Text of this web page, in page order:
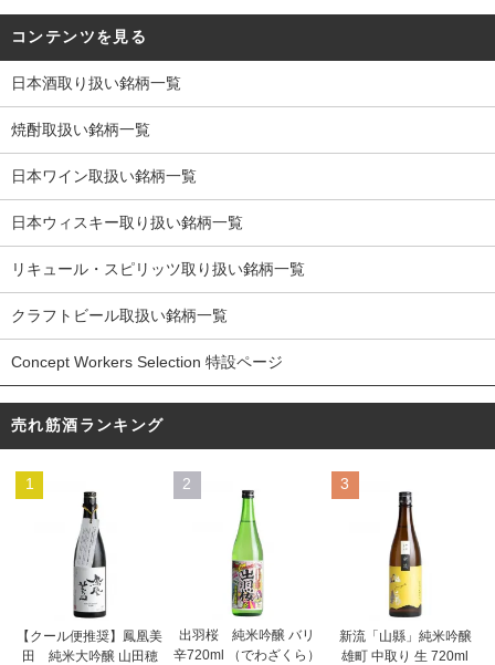
コンテンツを見る
日本酒取り扱い銘柄一覧
焼酎取扱い銘柄一覧
日本ワイン取扱い銘柄一覧
日本ウィスキー取り扱い銘柄一覧
リキュール・スピリッツ取り扱い銘柄一覧
クラフトビール取扱い銘柄一覧
Concept Workers Selection 特設ページ
売れ筋酒ランキング
1
【クール便推奨】鳳凰美
田 純米大吟醸 山田穂
2
出羽桜 純米吟醸 バリ
辛720ml （でわざくら）
3
新流「山縣」純米吟醸
雄町 中取り 生 720ml